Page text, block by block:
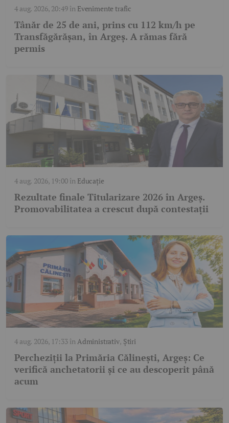
4 aug. 2026, 20:49în Evenimente trafic
Tânăr de 25 de ani, prins cu 112 km/h pe
Transfăgărășan, în Argeș. A rămas fără
permis
4 aug. 2026, 19:00în Educație
Rezultate finale Titularizare 2026 în Argeș.
Promovabilitatea a crescut după contestații
4 aug. 2026, 17:33în Administrativ, Știri
Percheziții la Primăria Călinești, Argeș: Ce
verifică anchetatorii și ce au descoperit până
acum